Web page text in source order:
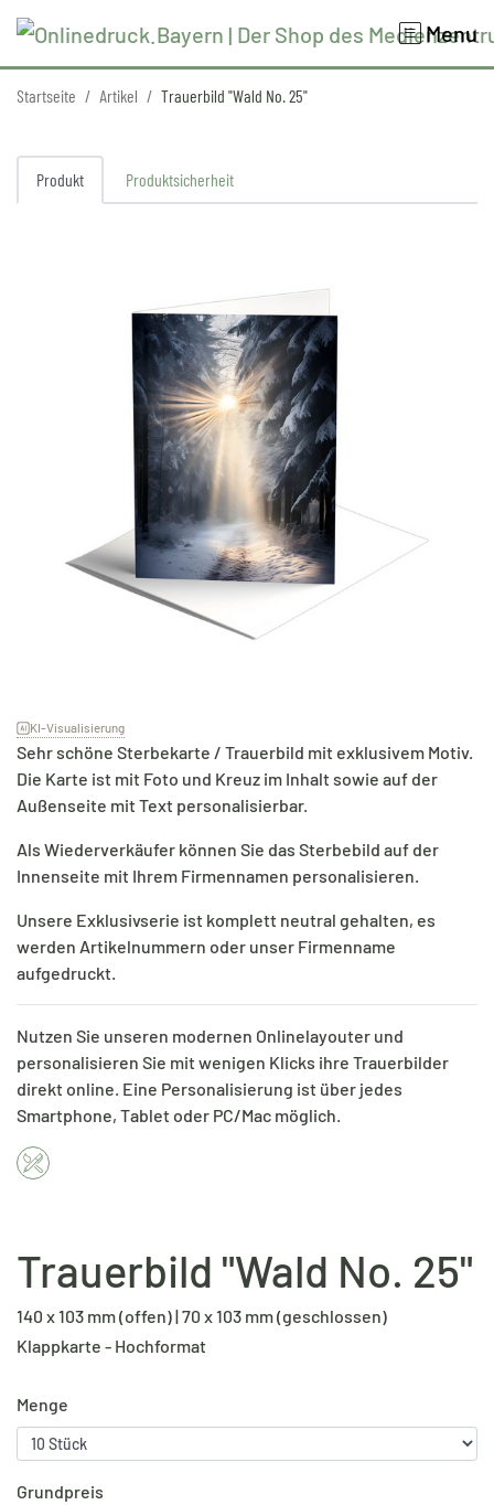
Menu
Startseite Artikel Trauerbild "Wald No. 25"
Produkt Produktsicherheit
KI-Visualisierung
Sehr schöne Sterbekarte / Trauerbild mit exklusivem Motiv.
Die Karte ist mit Foto und Kreuz im Inhalt sowie auf der
Außenseite mit Text personalisierbar.
Als Wiederverkäufer können Sie das Sterbebild auf der
Innenseite mit Ihrem Firmennamen personalisieren.
Unsere Exklusivserie ist komplett neutral gehalten, es
werden Artikelnummern oder unser Firmenname
aufgedruckt.
Nutzen Sie unseren modernen Onlinelayouter und
personalisieren Sie mit wenigen Klicks ihre Trauerbilder
direkt online. Eine Personalisierung ist über jedes
Smartphone, Tablet oder PC/Mac möglich.
Trauerbild "Wald No. 25"
140 x 103 mm (offen) | 70 x 103 mm (geschlossen)
Klappkarte - Hochformat
Menge
Grundpreis